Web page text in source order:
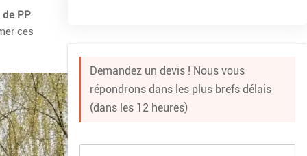
PP.
ces
de plexiglas ?
Projet de sphères PMMA en Roumanie
Demandez un devis ! Nous vous
répondrons dans les plus brefs délais
(dans les 12 heures)